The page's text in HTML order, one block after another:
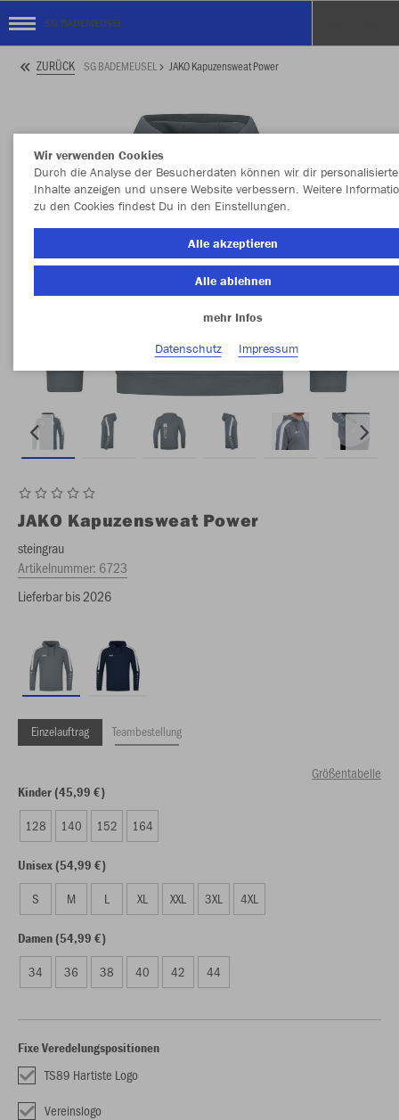
SG BADEMEUSEL
ZURÜCK SG BADEMEUSEL JAKO Kapuzensweat Power
JAKO Kapuzensweat Power
steingrau
Artikelnummer: 6723
Lieferbar bis 2026
Einzelauftrag Teambestellung
Größentabelle
Kinder (45,99 €)
128 140 152 164
Unisex (54,99 €)
S M L XL XXL 3XL 4XL
Damen (54,99 €)
34 36 38 40 42 44
Fixe Veredelungspositionen
TS89 Hartiste Logo
Vereinslogo
Wir verwenden Cookies
Durch die Analyse der Besucherdaten können wir dir personalisierte
Inhalte anzeigen und unsere Website verbessern. Weitere
zu den Cookies findest Du in den Einstellungen.
Alle akzeptieren
Alle ablehnen
mehr Infos
Datenschutz
Impressum